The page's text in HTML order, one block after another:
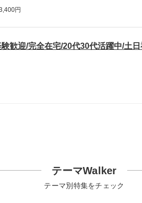
円
歓迎/完全在宅/20代30代活躍中/土
テーマWalker
テーマ別特集をチェック